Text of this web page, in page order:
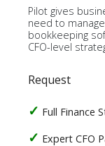
Pilot gives
need to
bookkeeping
CFO-level
Request
Full Finance
Expert CFO